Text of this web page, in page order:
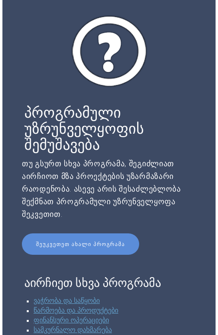
პროგრამული
უზრუნველყოფის
შემუშავება
თუ გსურთ სხვა პროგრამა, შეგიძლიათ
აირჩიოთ მზა პროექტების უზარმაზარი
რაოდენობა. ასევე არის შესაძლებლობა
შექმნათ პროგრამული უზრუნველყოფა
შეკვეთით.
ᲨᲔᲣᲙᲕᲔᲗᲔᲗ ᲐᲮᲐᲚᲘ ᲞᲠᲝᲒᲠᲐᲛᲐ
აირჩიეთ სხვა პროგრამა
ვაჭრობა და საწყობი
წარმოება და პროდუქტები
ფინანსური ოპერაციები
სამკურნალო დახმარება